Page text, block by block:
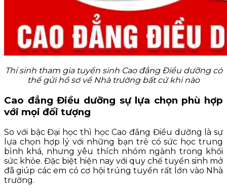
Thí sinh tham gia tuyển sinh Cao đẳng Điều dưỡng có
thể gửi hồ sơ về Nhà trường bất cứ khi nào
Cao đẳng Điều dưỡng sự lựa chọn phù hợp
với mọi đối tượng
So với bậc Đại học thì học Cao đẳng Điều dưỡng là sự
lựa chọn hợp lý với những bạn trẻ có sức học trung
bình khá, nhưng yêu thích nhóm ngành trong khối
sức khỏe. Đặc biệt hiện nay với quy chế tuyển sinh mở
đã giúp các em có cơ hội trúng tuyển rất lớn vào Nhà
trường.